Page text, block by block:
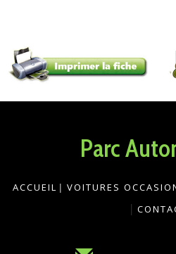
Parc
ACCUEIL | VOITURES
|